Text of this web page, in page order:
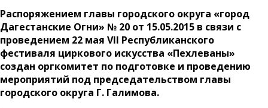
Распоряжением главы городского округа «город
Дагестанские Огни» № 20 от 15.05.2015 в связи с
проведением 22 мая VII Республиканского
фестиваля циркового искусства «Пехлеваны»
создан оргкомитет по подготовке и проведению
мероприятий под председательством главы
городского округа Г. Галимова.